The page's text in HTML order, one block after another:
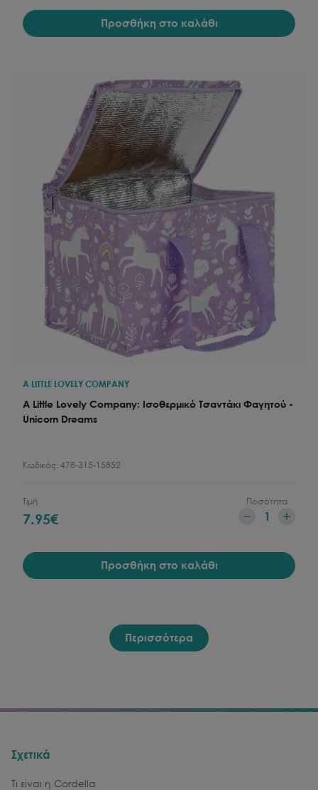
Προσθήκη στο καλάθι
A LITTLE LOVELY COMPANY
A Little Lovely Company: Ισοθερμικό Τσαντάκι Φαγητού -
Unicorn Dreams
Κωδικός: 478-315-15852
Τιμή
7.95€
Ποσότητα
1
Προσθήκη στο καλάθι
Περισσότερα
Σχετικά
Τι είναι η Cordella